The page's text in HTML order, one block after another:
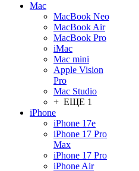
Mac
MacBook Neo
MacBook Air
MacBook Pro
iMac
Mac mini
Apple Vision
Pro
Mac Studio
+ ЕЩЕ 1
iPhone
iPhone 17e
iPhone 17 Pro
Max
iPhone 17 Pro
iPhone Air